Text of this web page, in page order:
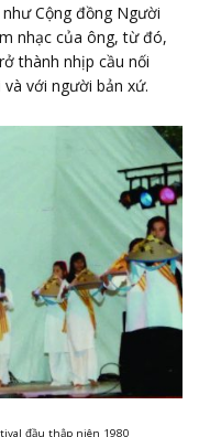
Cộng đồng Người
nhạc của ông, từ đó,
thành nhịp cầu nối
với người bản xứ.
đầu thập niên 1980